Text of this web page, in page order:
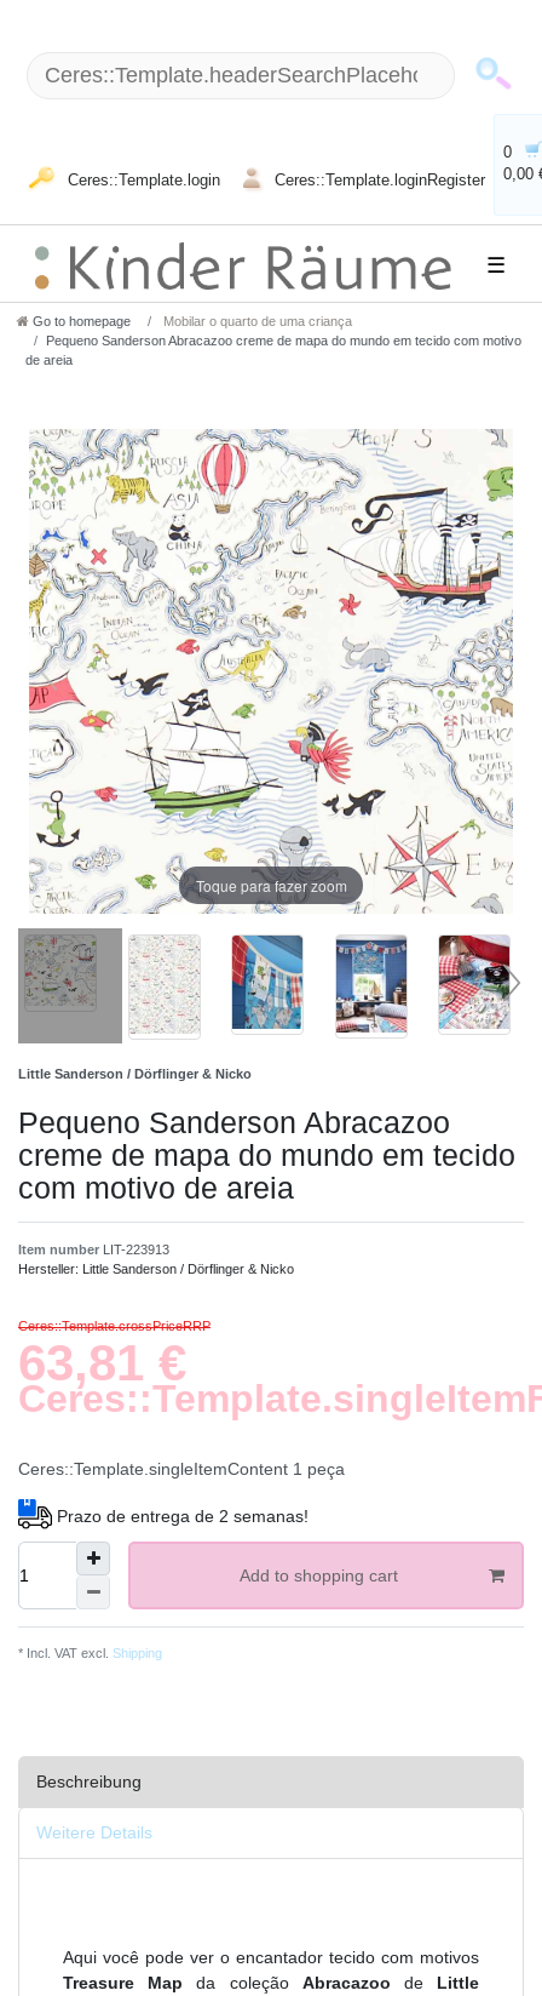
Ceres::Template.login Ceres::Template.loginRegister
0
0,00
☰
Go to homepage
Mobilar o quarto de uma criança
Pequeno Sanderson Abracazoo creme de mapa do mundo em tecido com motivo
de areia
Toque para fazer zoom
Little Sanderson / Dörflinger & Nicko
Pequeno Sanderson Abracazoo
creme de mapa do mundo em tecido
com motivo de areia
Item number LIT-223913
Hersteller: Little Sanderson / Dörflinger & Nicko
Ceres::Template.crossPriceRRP
63,81 €
Ceres::Template.singleItemContent 1 peça
Prazo de entrega de 2 semanas!
Add to shopping cart
* Incl. VAT excl. Shipping
Beschreibung
Weitere Details
Aqui você pode ver o encantador tecido com motivos
Treasure Map da coleção Abracazoo de Little